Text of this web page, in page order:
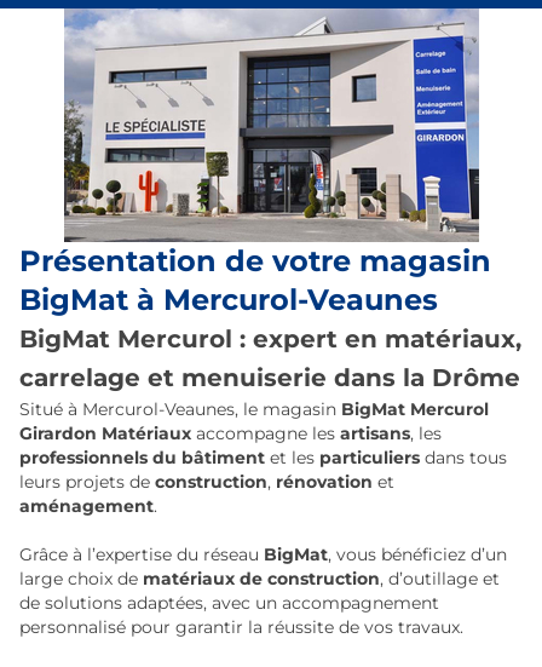
Présentation de votre magasin
BigMat à Mercurol-Veaunes
BigMat Mercurol : expert en matériaux,
carrelage et menuiserie dans la Drôme
Situé à Mercurol-Veaunes, le magasin BigMat Mercurol
Girardon Matériaux accompagne les artisans, les
professionnels du bâtiment et les particuliers dans tous
leurs projets de construction, rénovation et
aménagement.
Grâce à l’expertise du réseau BigMat, vous bénéficiez d’un
large choix de matériaux de construction, d’outillage et
de solutions adaptées, avec un accompagnement
personnalisé pour garantir la réussite de vos travaux.